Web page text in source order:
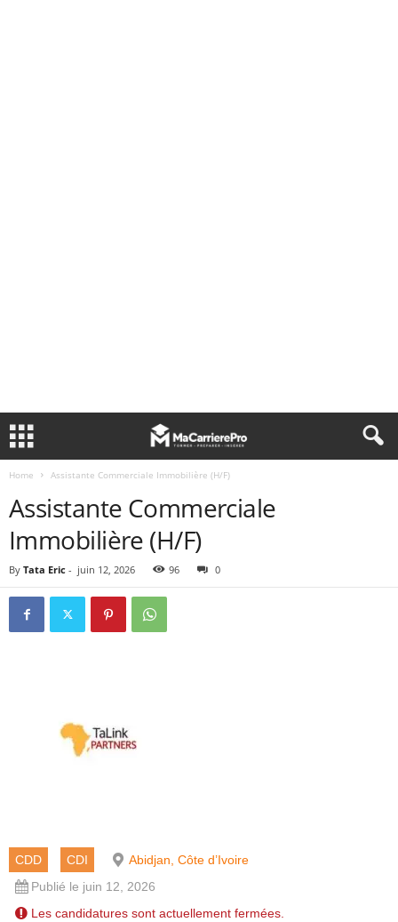
Home Assistante Commerciale Immobilière (H/F)
Assistante Commerciale
Immobilière (H/F)
By Tata Eric - juin 12, 2026 96 0
CDD CDI
Abidjan, Côte d’Ivoire
Publié le juin 12, 2026
Les candidatures sont actuellement fermées.